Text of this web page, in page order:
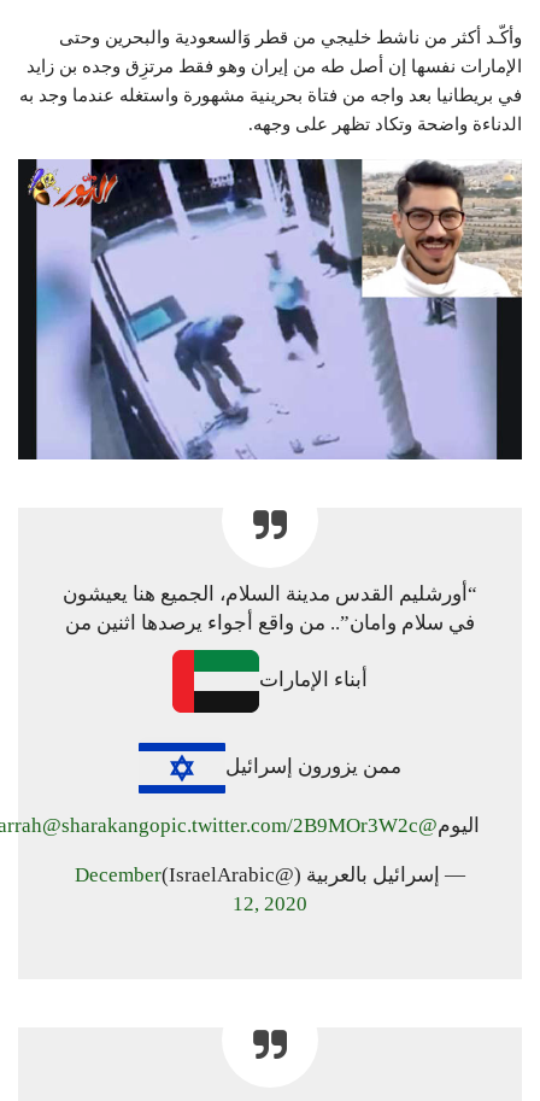
وأكّـد أكثر من ناشط خليجي من قطر وَالسعودية والبحرين وحتى
الإمارات نفسها إن أصل طه من إيران وهو فقط مرتزِق وجده بن زايد
في بريطانيا بعد واجه من فتاة بحرينية مشهورة واستغله عندما وجد به
الدناءة واضحة وتكاد تظهر على وجهه.
“أورشليم القدس مدينة السلام، الجميع هنا يعيشون
في سلام وامان”.. من واقع أجواء يرصدها اثنين من
أبناء الإمارات
ممن يزورون إسرائيل
اليوم@amjadt25
@sharakangopic.twitter.com/2B9MOr3W2c
— إسرائيل بالعربية (@IsraelArabic)
December
12, 2020